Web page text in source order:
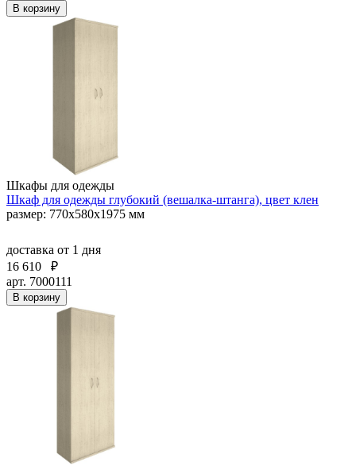
В корзину
Шкафы для одежды
Шкаф для одежды глубокий (вешалка-штанга), цвет клен
размер: 770х580х1975 мм
доставка от 1 дня
16 610
₽
арт. 7000111
В корзину